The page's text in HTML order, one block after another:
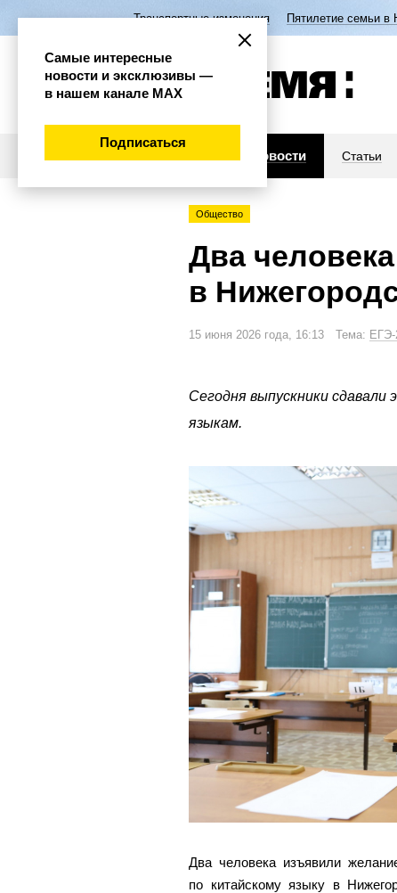
Транспортные изменения Пятилетие семьи в
Новости Статьи
Общество
Два
в
15 июня 2026 года, 16:13 Тема: ЕГЭ-
Сегодня выпускники сдавали
языкам.
Два человека изъявили
по китайскому языку в
Самые интересные
новости и эксклюзивы —
в нашем канале МАХ
Подписаться